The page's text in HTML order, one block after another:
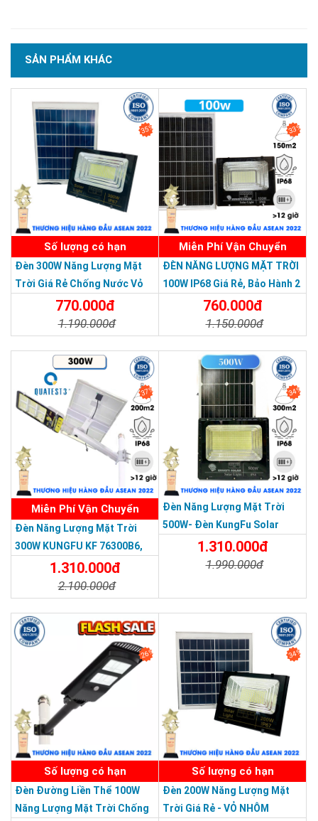
THƯƠNG HIỆU HÀNG ĐẦU ASEAN 2022
SẢN PHẨM DỊCH VỤ CHẤT LƯỢNG ASEAN 2019
SẢN PHẨM KHÁC
35%
Số lượng có hạn
Đèn 300W Năng Lượng Mặt
Trời Giá Rẻ Chống Nước Vỏ
Nhôm Đúc770.000đ
1.190.000đ
33%
Miễn Phí Vận Chuyển
ĐÈN NĂNG LƯỢNG MẶT TRỜI
100W IP68 Giá Rẻ, Bảo Hành 2
760.000đ
1.150.000đ
37%
Miễn Phí Vận Chuyển
Đèn Năng Lượng Mặt Trời
300W KUNGFU KF 76300B6,
IP68, Bảng Giá 2026
1.310.000đ
2.100.000đ
34%
Đèn Năng Lượng Mặt Trời
500W- Đèn KungFu Solar
Năng Lượng Mặt Trời 500W,IP
67 Loại Lớn
1.310.000đ
1.990.000đ
26%
Số lượng có hạn
Đèn Đường Liền Thể 100W
Năng Lượng Mặt Trời Chống
34%
Số lượng có hạn
Đèn 200W Năng Lượng Mặt
Trời Giá Rẻ - VỎ NHÔM